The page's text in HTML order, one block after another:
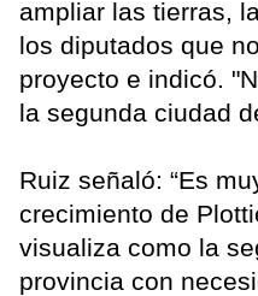
ampliar las tierras,
los diputados que
proyecto e indicó.
la segunda ciudad
Ruiz señaló: “Es
crecimiento de
visualiza como la
provincia con